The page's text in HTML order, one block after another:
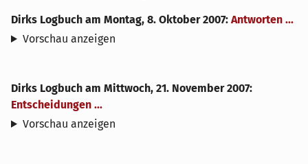
Dirks Logbuch am Montag, 8. Oktober 2007: Antworten ...
Vorschau anzeigen
Dirks Logbuch am Mittwoch, 21. November 2007:
Entscheidungen ...
Vorschau anzeigen